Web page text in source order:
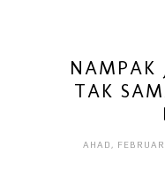
NAMPAK
TAK
AHAD,